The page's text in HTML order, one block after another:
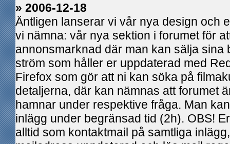
» 2006-12-18
Äntligen lanserar vi vår nya design och
vi nämna: vår nya sektion i forumet för
annonsmarknad där man kan sälja sina
ström som håller er uppdaterad med
Firefox som gör att ni kan söka på
detaljerna, där kan nämnas att forumet
hamnar under respektive fråga. Man
inlägg under begränsad tid (2h). OBS!
alltid som kontaktmail på samtliga